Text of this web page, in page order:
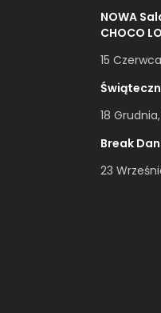
NOWA
CHOCO
15
18
Break
23